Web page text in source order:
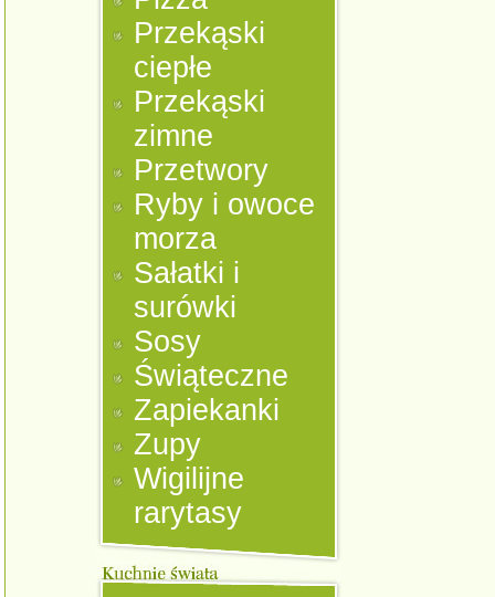
Przekąski
ciepłe
Przekąski
zimne
Przetwory
Ryby i owoce
morza
Sałatki i
surówki
Sosy
Świąteczne
Zapiekanki
Zupy
Wigilijne
rarytasy